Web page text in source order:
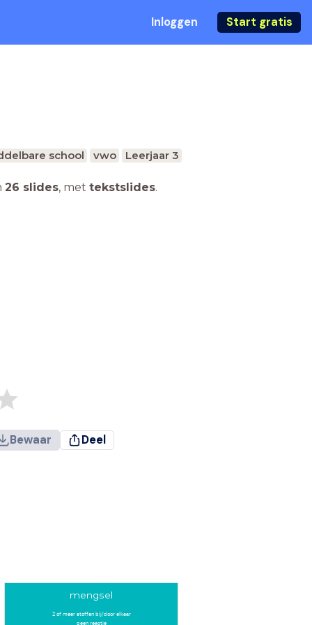
Inloggen Start gratis
school vwo Leerjaar 3
26 slides, met tekstslides.
Bewaar Deel
mengsel
2 of meer stoffen bij/door elkaar
geen reactie